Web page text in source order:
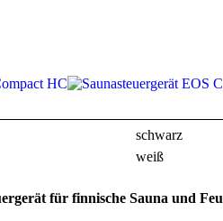
schwarz
weiß
für finnische Sauna und